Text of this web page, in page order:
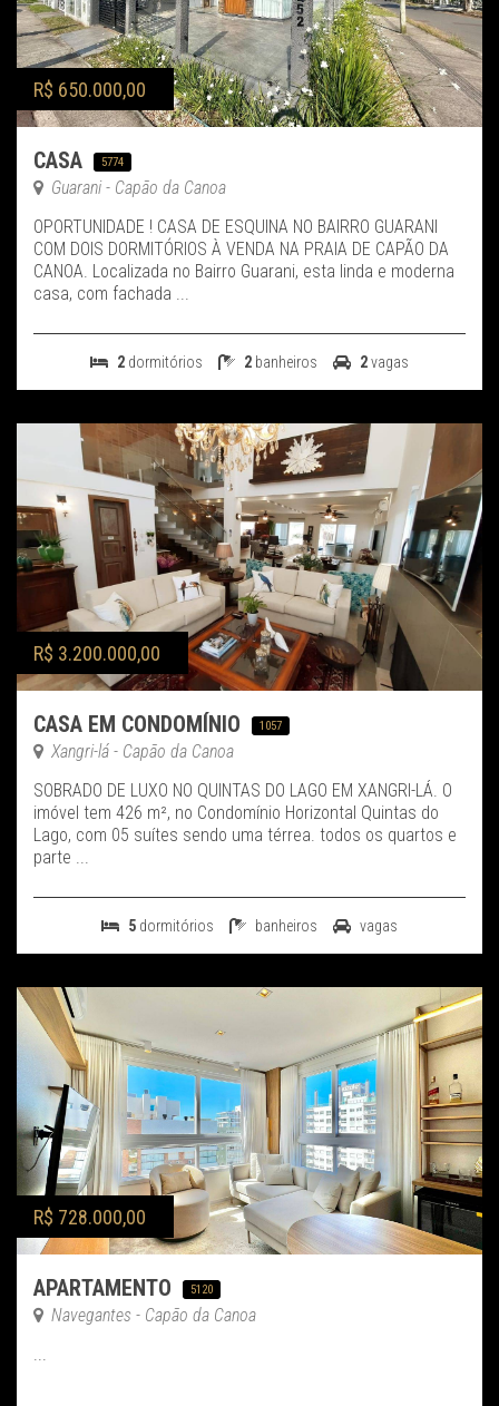
R$ 650.000,00
CASA 5774
Guarani - Capão da Canoa
OPORTUNIDADE ! CASA DE ESQUINA NO BAIRRO GUARANI
COM DOIS DORMITÓRIOS À VENDA NA PRAIA DE CAPÃO DA
CANOA. Localizada no Bairro Guarani, esta linda e moderna
casa, com fachada ...
2 dormitórios 2 banheiros 2vagas
R$ 3.200.000,00
CASA EM CONDOMÍNIO 1057
Xangri-lá - Capão da Canoa
SOBRADO DE LUXO NO QUINTAS DO LAGO EM XANGRI-LÁ. O
imóvel tem 426 m², no Condomínio Horizontal Quintas do
Lago, com 05 suítes sendo uma térrea. todos os quartos e
parte ...
5 dormitórios banheiros vagas
R$ 728.000,00
APARTAMENTO 5120
Navegantes - Capão da Canoa
...